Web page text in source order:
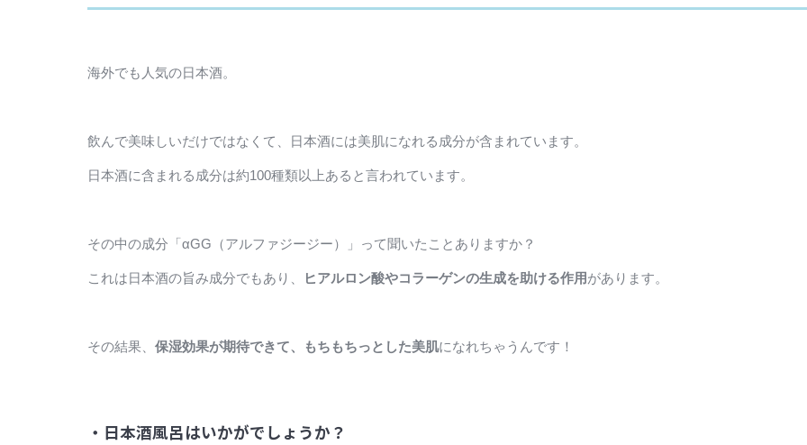
海外でも人気の日本酒。
飲んで美味しいだけではなくて、日本酒には美肌になれる成分が含まれています。
日本酒に含まれる成分は約100種類以上あると言われています。
その中の成分「αGG（アルファジージー）」って聞いたことありますか？
これは日本酒の旨み成分でもあり、 ヒアルロン酸やコラーゲンの生成を助ける作用があります。
その結果、 保湿効果が期待できて、もちもちっとした美肌になれちゃうんです！
・日本酒風呂はいかがでしょうか？